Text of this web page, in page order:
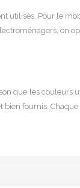
utilisés. Pour le
que les
bien fournis.